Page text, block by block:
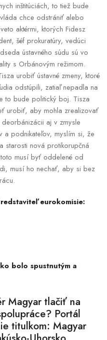
inštitúciách, to tiež bude
chce odstrániť alebo
aktérmi, ktorých Fidesz
šéf prokuratúry, vedúci
ústavného súdu sú vo
s Orbánovým režimom.
urobiť ústavné zmeny, ktoré
odstúpili, zatiaľ nepadla na
to bude politický boj. Tisza
urobiť, aby mohla zrealizovať
aj v zmysle
a podnikateľov, myslím si, že
starosti nová protikorupčná
musí byť oddelené od
musí ho nechať, aby si bez
eurokomisie:
bolo spustnutým a
Magyar tlačiť na
Portál
titulkom: Magyar